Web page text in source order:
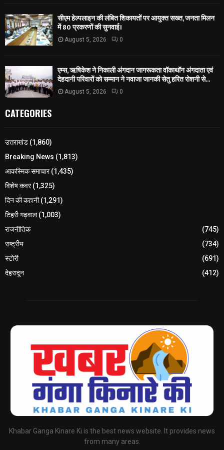
सीएम हेल्पलाइन की लंबित शिकायतों पर आयुक्त सख्त, जनता मिलन
में 80 प्रकरणों की सुनवाई।
August 5, 2026 0
एम्स, ऋषिकेश ने निकाली अंगदान जागरूकता वॉकाथॉन अंगदाता एवं
देहदानी परिवारों को सम्मान ने नवाजा जानकी सेतु हरित रोशनी से...
August 5, 2026 0
CATEGORIES
उत्तराखंड (1,860)
Breaking News (1,813)
आकस्मिक समाचार(1,435)
विशेष कवर(1,325)
दिन की कहानी(1,291)
टिहरी गढ़वाल(1,003)
राजनीतिक
(745)
राष्ट्रीय
(734)
स्टोरी
(691)
देहरादून
(412)
Khabar Ganga Kinare Ki is the best news website. It provides news
from many areas.